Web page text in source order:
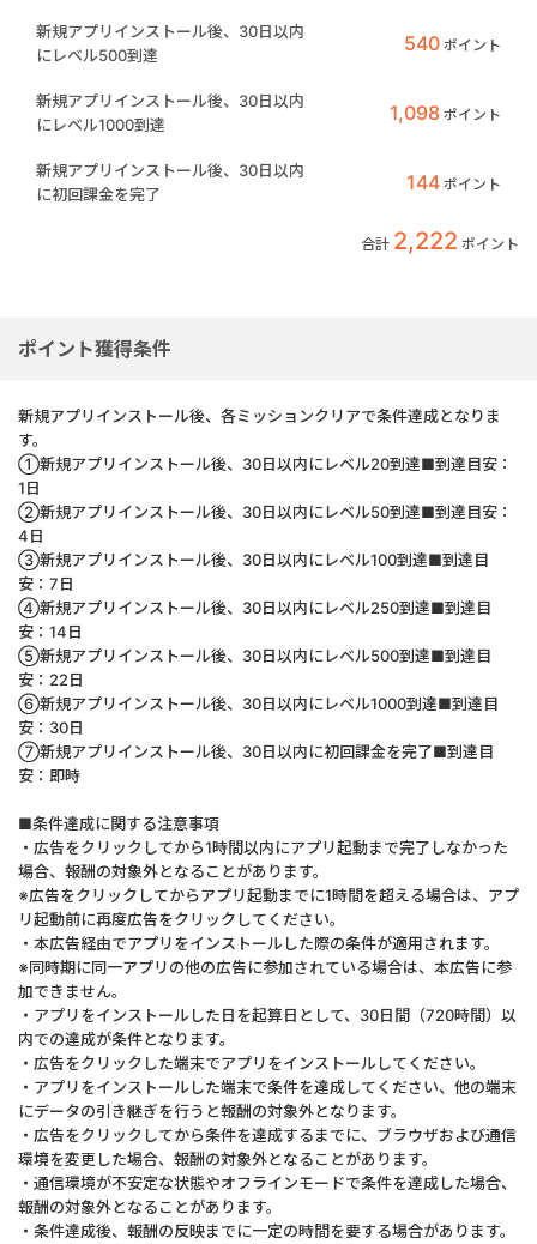
新規アプリインストール後、30日以内
にレベル500到達
540 ポイント
新規アプリインストール後、30日以内
にレベル1000到達
1,098 ポイント
新規アプリインストール後、30日以内
に初回課金を完了
144 ポイント
合計 2,222 ポイント
ポイント獲得条件
新規アプリインストール後、各ミッションクリアで条件達成となりま
す。
①新規アプリインストール後、30日以内にレベル20到達■到達目安：
1日
②新規アプリインストール後、30日以内にレベル50到達■到達目安：
4日
③新規アプリインストール後、30日以内にレベル100到達■到達目
安：7日
④新規アプリインストール後、30日以内にレベル250到達■到達目
安：14日
⑤新規アプリインストール後、30日以内にレベル500到達■到達目
安：22日
⑥新規アプリインストール後、30日以内にレベル1000到達■到達目
安：30日
⑦新規アプリインストール後、30日以内に初回課金を完了■到達目
安：即時
■条件達成に関する注意事項
・広告をクリックしてから1時間以内にアプリ起動まで完了しなかった
場合、報酬の対象外となることがあります。
※広告をクリックしてからアプリ起動までに1時間を超える場合は、アプ
リ起動前に再度広告をクリックしてください。
・本広告経由でアプリをインストールした際の条件が適用されます。
※同時期に同一アプリの他の広告に参加されている場合は、本広告に参
加できません。
・アプリをインストールした日を起算日として、30日間（720時間）以
内での達成が条件となります。
・広告をクリックした端末でアプリをインストールしてください。
・アプリをインストールした端末で条件を達成してください、他の端末
にデータの引き継ぎを行うと報酬の対象外となります。
・広告をクリックしてから条件を達成するまでに、ブラウザおよび通信
環境を変更した場合、報酬の対象外となることがあります。
・通信環境が不安定な状態やオフラインモードで条件を達成した場合、
報酬の対象外となることがあります。
・条件達成後、報酬の反映までに一定の時間を要する場合があります。